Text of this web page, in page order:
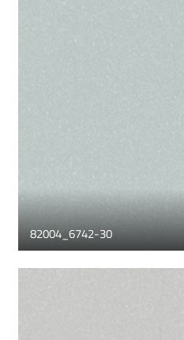
82004_6742-30